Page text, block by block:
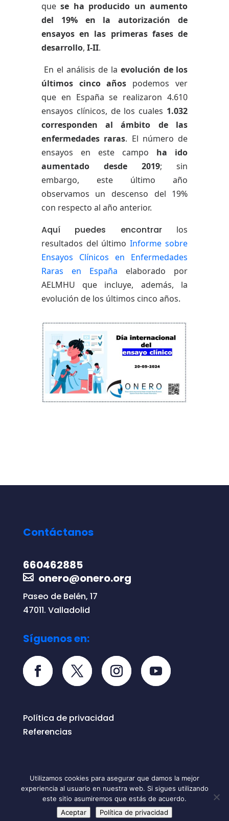
quese ha producido un aumento
del 19% en la autorización de
ensayos en las primeras fases de
desarrollo, I-II.
En el análisis de la evolución de los
últimos cinco años podemos ver
que en España se realizaron 4.610
ensayos clínicos, de los cuales 1.032
corresponden al ámbito de las
enfermedades raras. El número de
ensayos en este campo ha ido
aumentado desde 2019; sin
embargo, este último año
observamos un descenso del 19%
con respecto al año anterior.
Aquí puedes encontrar los
resultados del último Informe sobre
Ensayos Clínicos en Enfermedades
Raras en España elaborado por
AELMHU que incluye, además, la
evolución de los últimos cinco años.
Contáctanos
660462885
onero@onero.org
Paseo de Belén, 17
47011. Valladolid
Síguenos en:
Política de privacidad
Referencias
Todos los derechos reservados © 2026
ONERO
Utilizamos cookies para asegurar que damos la mejor
experiencia al usuario en nuestra web. Si sigues utilizando
este sitio asumiremos que estás de acuerdo.
Aceptar
Política de privacidad